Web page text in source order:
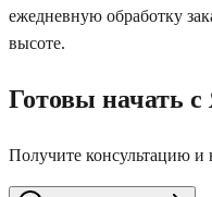
ежедневную обработку
высоте.
Готовы начать
Получите консультацию и